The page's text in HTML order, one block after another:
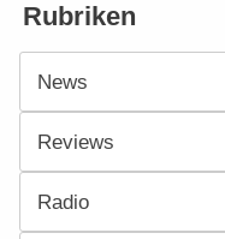
Rubriken
News
Reviews
Radio